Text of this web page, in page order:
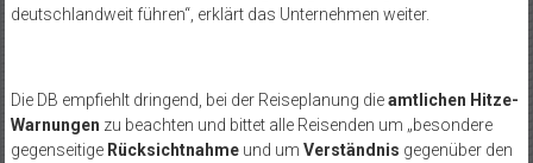
deutschlandweit führen“, erklärt das Unternehmen weiter.
Die DB empfiehlt dringend, bei der Reiseplanung dieamtlichen Hitze-
Warnungen zu beachten und bittet alle Reisenden um „besondere
gegenseitige Rücksichtnahmeund um Verständnis gegenüber den